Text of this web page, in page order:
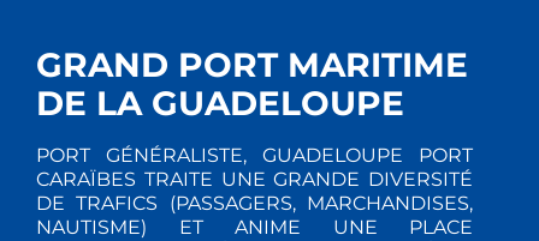
GRAND PORT MARITIME
DE LA GUADELOUPE
PORT GÉNÉRALISTE, GUADELOUPE PORT
CARAÏBES TRAITE UNE GRANDE DIVERSITÉ
DE TRAFICS (PASSAGERS, MARCHANDISES,
NAUTISME) ET ANIME UNE PLACE